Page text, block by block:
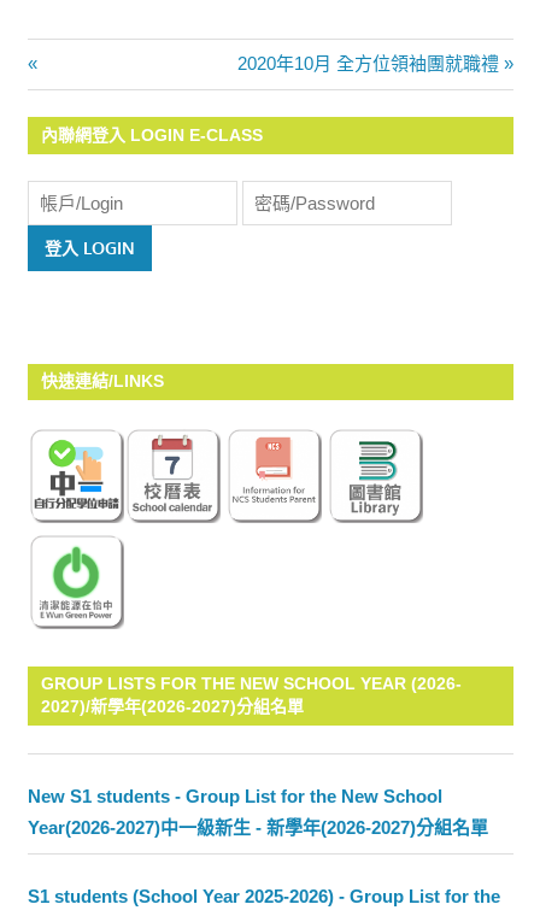
文
章
導
覽
Post:
Next
Post:
2020年10月 全方位領袖團就職禮
內聯網登入 LOGIN E-CLASS
快速連結/LINKS
GROUP LISTS FOR THE NEW SCHOOL YEAR (2026-
2027)/新學年(2026-2027)分組名單
New S1 students - Group List for the New School
Year(2026-2027)中一級新生 - 新學年(2026-2027)分組名單
S1 students (School Year 2025-2026) - Group List for the